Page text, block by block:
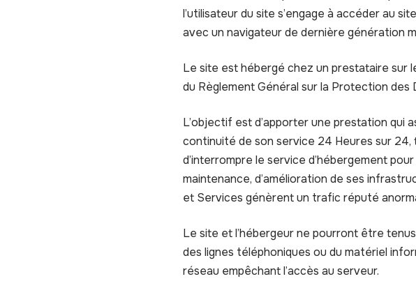
l’utilisateur du site s’engage à accéder au
avec un navigateur de dernière génération
Le site est hébergé chez un prestataire sur
du Règlement Général sur la Protection des
L’objectif est d’apporter une prestation qui
continuité de son service 24 Heures sur 24,
d’interrompre le service d’hébergement
maintenance, d’amélioration de ses
et Services génèrent un trafic réputé
Le site et l’hébergeur ne pourront être
des lignes téléphoniques ou du matériel
réseau empêchant l’accès au serveur.